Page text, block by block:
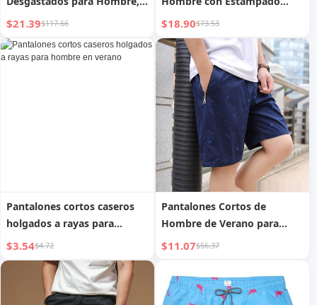
Estilo Hip Hop Europeo, con
Bordes Crudos
$21.39$117.66
Digital 3D y Pantalones
Cortos
$18.90$73.53
Pantalones cortos caseros
holgados a rayas para
hombre en verano
$3.54$4.72
Pantalones Cortos de
Hombre de Verano para
Casa Holgados
$11.07$56.37